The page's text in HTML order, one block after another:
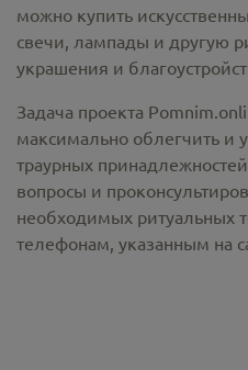
можно купить
свечи, лампады и другую
украшения и
Задача проекта
максимально облегчить и
траурных
вопросы и
необходимых ритуальных
телефонам, указанным на